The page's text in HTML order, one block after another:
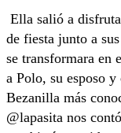
Ella salió a
de fiesta junto a
se transformara en
a Polo, su esposo
Bezanilla más
@lapasita nos